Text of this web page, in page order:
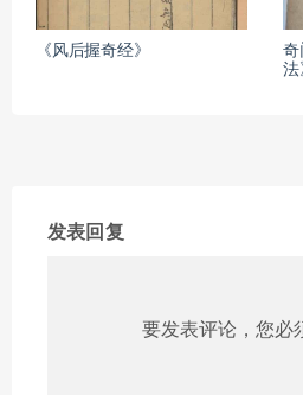
《风后握奇经》
奇
法
发表回复
要发表评论，您必